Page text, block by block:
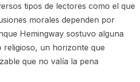
tipos de lectores como el que
morales dependen por
Hemingway sostuvo alguna
religioso, un horizonte que
que no valía la pena